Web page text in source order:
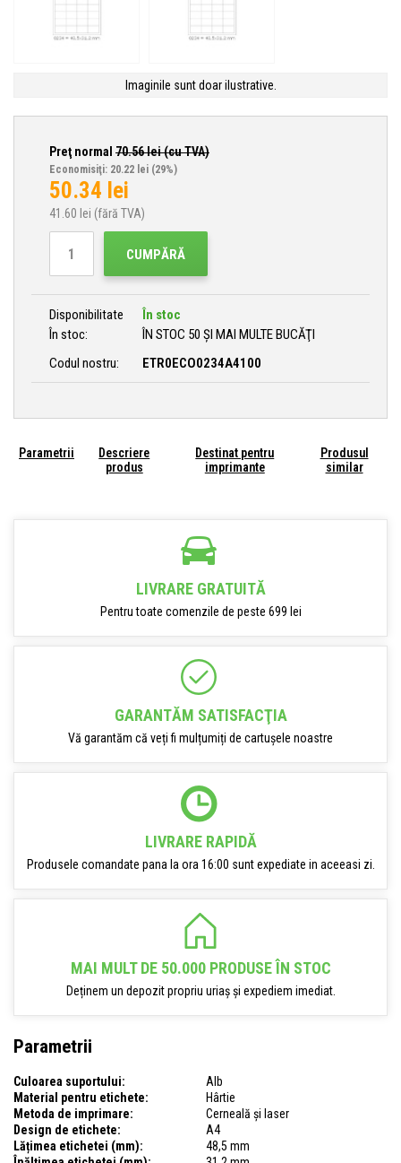
Imaginile sunt doar ilustrative.
Preţ normal 70.56lei (cu TVA)
Economisiţi: 20.22 lei (29%)
50.34 lei
41.60 lei (fără TVA)
CUMPĂRĂ
Disponibilitate
În stoc
În stoc:
ÎN STOC 50 ȘI MAI MULTE BUCĂŢI
Codul nostru:
ETR0ECO0234A4100
Parametrii
Descriere
produs
Destinat pentru
imprimante
Produsul
similar
LIVRARE GRATUITĂ
Pentru toate comenzile de peste 699 lei
GARANTĂM SATISFACŢIA
Vă garantăm că veți fi mulțumiți de cartușele noastre
LIVRARE RAPIDĂ
Produsele comandate pana la ora 16:00 sunt expediate in aceeasi zi.
MAI MULT DE 50.000 PRODUSE ÎN STOC
Deținem un depozit propriu uriaș și expediem imediat.
Parametrii
Culoarea suportului:
Alb
Material pentru etichete:
Hârtie
Metoda de imprimare:
Cerneală și laser
Design de etichete:
A4
Lățimea etichetei (mm):
48,5 mm